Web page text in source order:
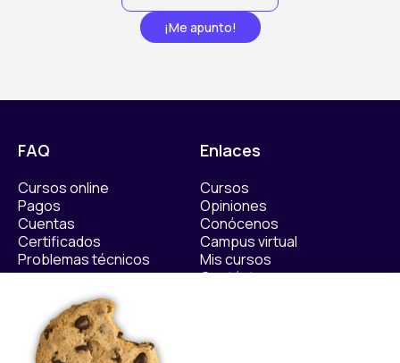
¡Me apunto!
FAQ
Cursos online
Pagos
Cuentas
Certificados
Problemas técnicos
Enlaces
Cursos
Opiniones
Conócenos
Campus virtual
Mis cursos
Contáctanos​
Políticas